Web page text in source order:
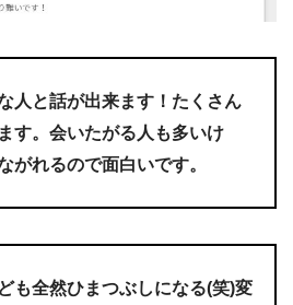
人と話が出来ます！たくさん
す。会いたがる人も多いけ
がれるので面白いです。
も全然ひまつぶしになる(笑)変